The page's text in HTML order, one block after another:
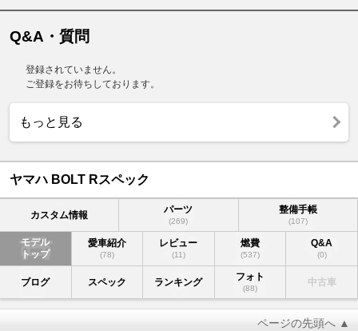
Q&A・質問
登録されていません。
ご登録をお待ちしております。
もっと見る
ヤマハ BOLT Rスペック
カスタム情報 パーツ
(269)
整備手帳
(107)
モデル
トップ
愛車紹介
(78)
レビュー
(11)
燃費
(537)
Q&A
(0)
ブログ スペック ランキング フォト
(88)
中古車
ページの先頭へ ▲